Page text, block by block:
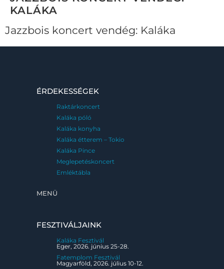
KALÁKA
Jazzbois koncert vendég: Kaláka
ÉRDEKESSÉGEK
Raktárkoncert
Kaláka póló
Kaláka konyha
Kaláka étterem – Tokio
Kaláka Pince
Meglepetéskoncert
Emléktábla
MENÜ
FESZTIVÁLJAINK
Kaláka Fesztivál
Eger, 2026. június 25-28.
Fatemplom Fesztivál
Magyarföld, 2026. július 10-12.